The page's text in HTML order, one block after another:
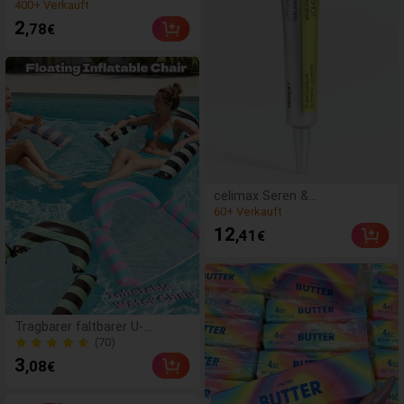
langsam zurückfederndes,
transparentes Eisball-
Quetschspielzeug,
Quetschspielzeug,
Angstlinderungsspielzeug,
Partygeschenk,
Geburtstag, Füll-
Quetschspielzeug,
ästhetisch
400+ Verkauft
2,78€
Tragbarer faltbarer U-
förmiger Rückenlehnen-
Wasserschwimmer,
Farbblock-gestreifter Cut Out
(70)
3,08€
celimax Seren &
Gesichtsbehandlung
60+ Verkauft
60+ Verkauft
12,41 €